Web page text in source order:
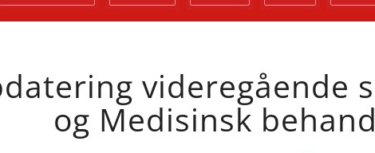
og Medisinsk